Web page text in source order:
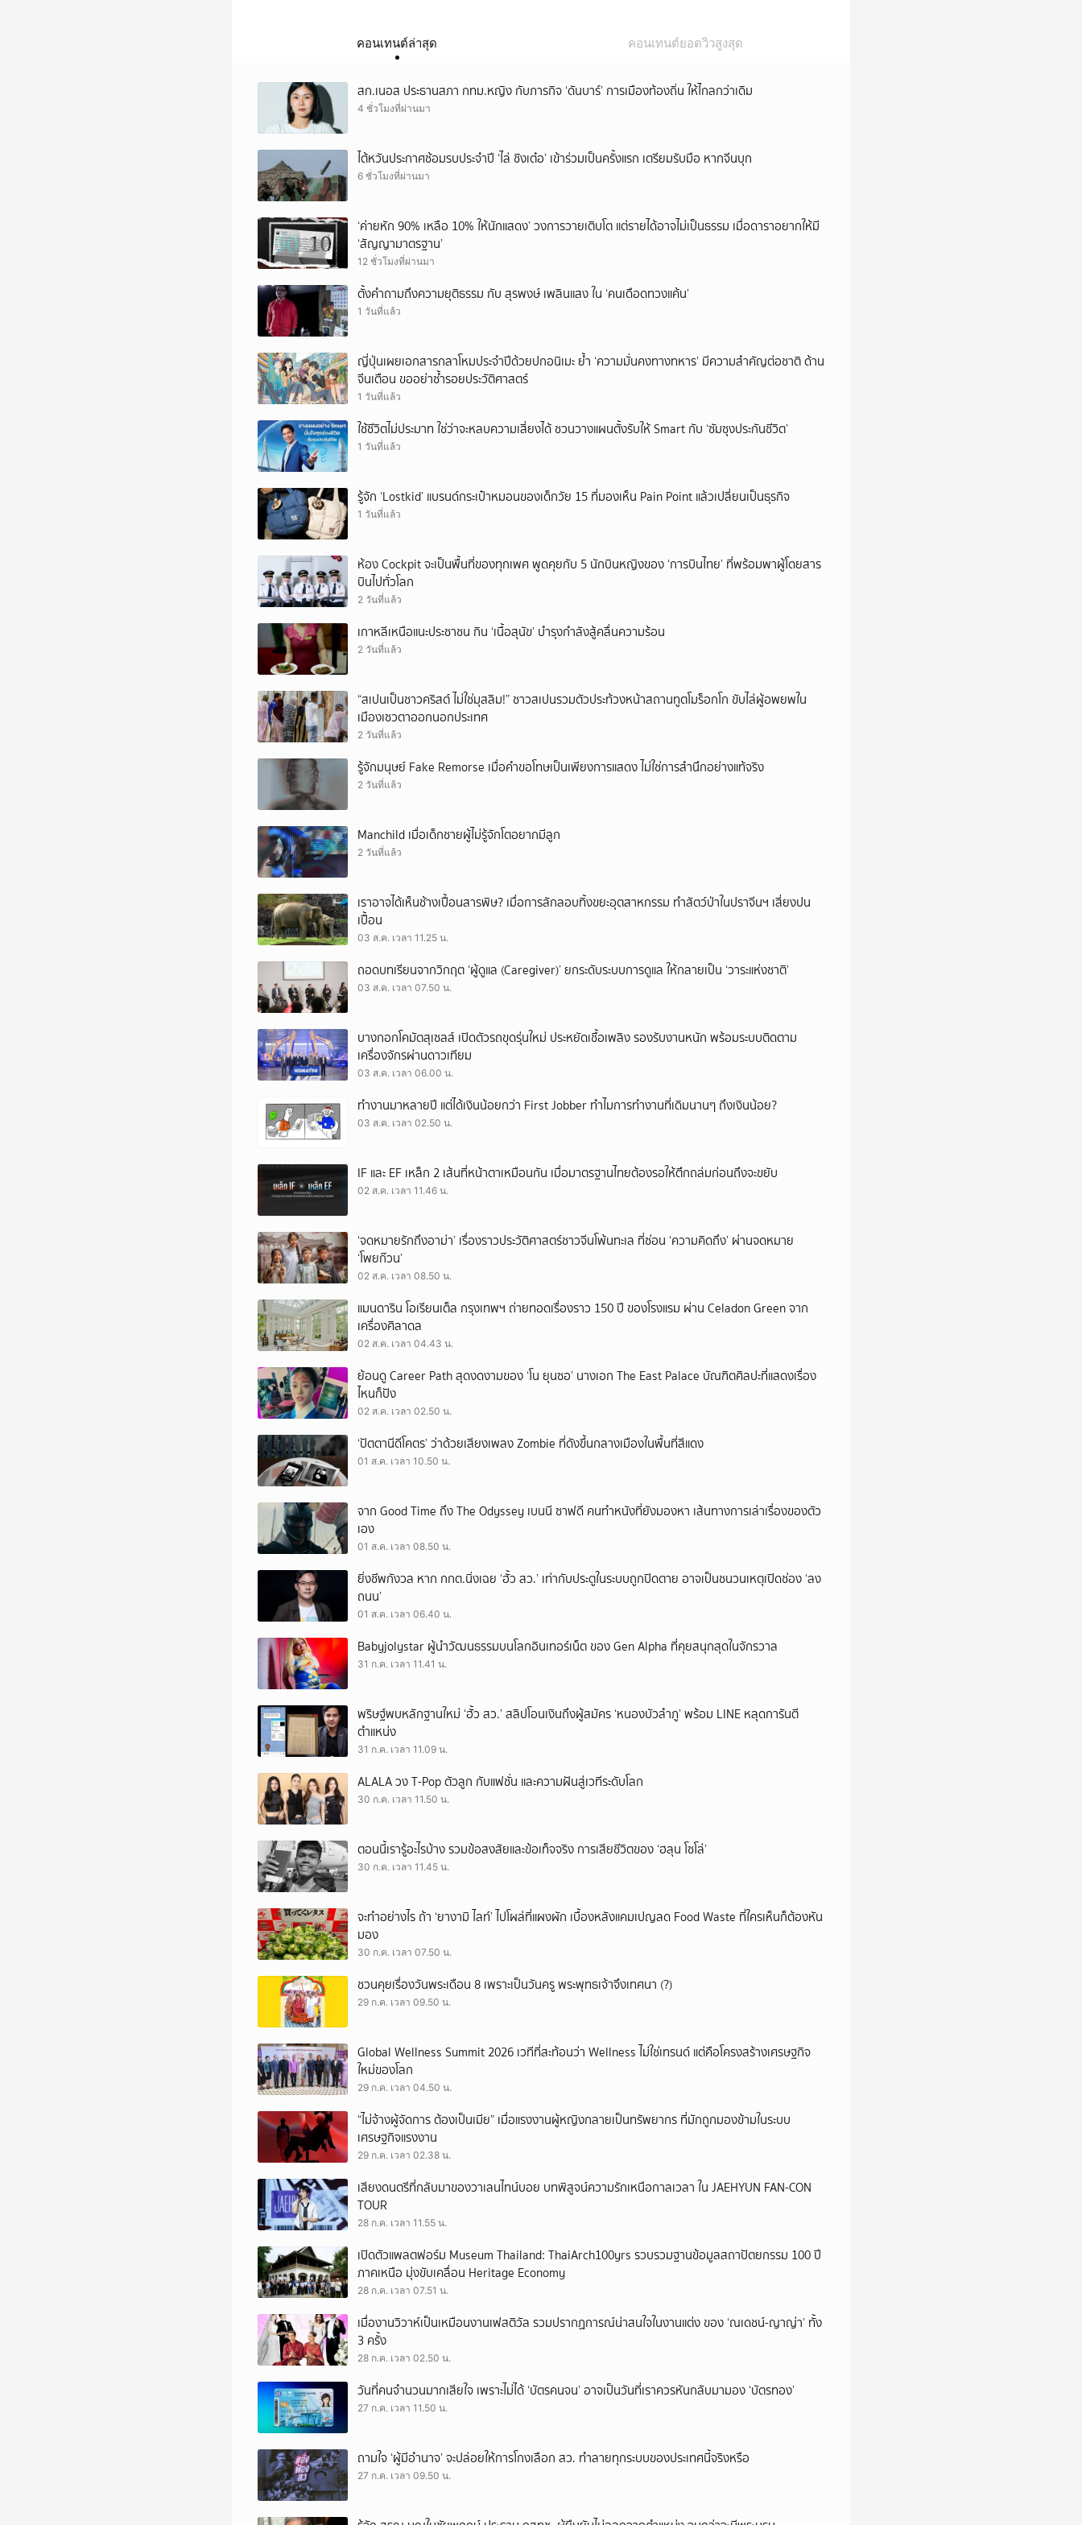
คอนเทนต์ล่าสุด คอนเทนต์ยอดวิวสูงสุด
สก.เนอส ประธานสภา กทม.หญิง กับภารกิจ ‘ดันบาร์’ การเมืองท้องถิ่น ให้ไกลกว่าเดิม
4 ชั่วโมงที่ผ่านมา
ไต้หวันประกาศซ้อมรบประจำปี ‘ไล่ ชิงเต๋อ’ เข้าร่วมเป็นครั้งแรก เตรียมรับมือ หากจีนบุก
6 ชั่วโมงที่ผ่านมา
‘ค่ายหัก 90% เหลือ 10% ให้นักแสดง’ วงการวายเติบโต แต่รายได้อาจไม่เป็นธรรม เมื่อดาราอยากให้มี
‘สัญญามาตรฐาน’
12 ชั่วโมงที่ผ่านมา
ตั้งคำถามถึงความยุติธรรม กับ สุรพงษ์ เพลินแสง ใน ‘คนเดือดทวงแค้น’
1 วันที่แล้ว
ญี่ปุ่นเผยเอกสารกลาโหมประจำปีด้วยปกอนิเมะ ย้ำ ‘ความมั่นคงทางทหาร’ มีความสำคัญต่อชาติ ด้าน
จีนเตือน ขออย่าซ้ำรอยประวัติศาสตร์
1 วันที่แล้ว
ใช้ชีวิตไม่ประมาท ใช่ว่าจะหลบความเสี่ยงได้ ชวนวางแผนตั้งรับให้ Smart กับ ‘ซัมซุงประกันชีวิต’
1 วันที่แล้ว
รู้จัก ‘Lostkid’ แบรนด์กระเป๋าหมอนของเด็กวัย 15 ที่มองเห็น Pain Point แล้วเปลี่ยนเป็นธุรกิจ
1 วันที่แล้ว
ห้อง Cockpit จะเป็นพื้นที่ของทุกเพศ พูดคุยกับ 5 นักบินหญิงของ ‘การบินไทย’ ที่พร้อมพาผู้โดยสาร
บินไปทั่วโลก
2 วันที่แล้ว
เกาหลีเหนือแนะประชาชน กิน ‘เนื้อสุนัข’ บำรุงกำลังสู้คลื่นความร้อน
2 วันที่แล้ว
“สเปนเป็นชาวคริสต์ ไม่ใช่มุสลิม!” ชาวสเปนรวมตัวประท้วงหน้าสถานทูตโมร็อกโก ขับไล่ผู้อพยพใน
เมืองเซวตาออกนอกประเทศ
2 วันที่แล้ว
รู้จักมนุษย์ Fake Remorse เมื่อคำขอโทษเป็นเพียงการแสดง ไม่ใช่การสำนึกอย่างแท้จริง
2 วันที่แล้ว
Manchild เมื่อเด็กชายผู้ไม่รู้จักโตอยากมีลูก
2 วันที่แล้ว
เราอาจได้เห็นช้างเปื้อนสารพิษ? เมื่อการลักลอบทิ้งขยะอุตสาหกรรม ทำสัตว์ป่าในปราจีนฯ เสี่ยงปน
เปื้อน
03 ส.ค. เวลา 11.25 น.
ถอดบทเรียนจากวิกฤต ‘ผู้ดูแล (Caregiver)’ ยกระดับระบบการดูแล ให้กลายเป็น ‘วาระแห่งชาติ’
03 ส.ค. เวลา 07.50 น.
บางกอกโคมัตสุเซลส์ เปิดตัวรถขุดรุ่นใหม่ ประหยัดเชื้อเพลิง รองรับงานหนัก พร้อมระบบติดตาม
เครื่องจักรผ่านดาวเทียม
03 ส.ค. เวลา 06.00 น.
ทำงานมาหลายปี แต่ได้เงินน้อยกว่า First Jobber ทำไมการทำงานที่เดิมนานๆ ถึงเงินน้อย?
03 ส.ค. เวลา 02.50 น.
IF และ EF เหล็ก 2 เส้นที่หน้าตาเหมือนกัน เมื่อมาตรฐานไทยต้องรอให้ตึกถล่มก่อนถึงจะขยับ
02 ส.ค. เวลา 11.46 น.
‘จดหมายรักถึงอาม่า’ เรื่องราวประวัติศาสตร์ชาวจีนโพ้นทะเล ที่ซ่อน ‘ความคิดถึง’ ผ่านจดหมาย
‘โพยก๊วน’
02 ส.ค. เวลา 08.50 น.
แมนดาริน โอเรียนเต็ล กรุงเทพฯ ถ่ายทอดเรื่องราว 150 ปี ของโรงแรม ผ่าน Celadon Green จาก
เครื่องศิลาดล
02 ส.ค. เวลา 04.43 น.
ย้อนดู Career Path สุดงดงามของ ‘โน ยุนซอ’ นางเอก The East Palace บัณฑิตศิลปะที่แสดงเรื่อง
ไหนก็ปัง
02 ส.ค. เวลา 02.50 น.
‘ปัตตานีดีโคตร’ ว่าด้วยเสียงเพลง Zombie ที่ดังขึ้นกลางเมืองในพื้นที่สีแดง
01 ส.ค. เวลา 10.50 น.
จาก Good Time ถึง The Odyssey เบนนี ซาฟดี คนทำหนังที่ยังมองหา เส้นทางการเล่าเรื่องของตัว
เอง
01 ส.ค. เวลา 08.50 น.
ยิ่งชีพกังวล หาก กกต.นิ่งเฉย ‘ฮั้ว สว.’ เท่ากับประตูในระบบถูกปิดตาย อาจเป็นชนวนเหตุเปิดช่อง ‘ลง
ถนน’
01 ส.ค. เวลา 06.40 น.
Babyjolystar ผู้นำวัฒนธรรมบนโลกอินเทอร์เน็ต ของ Gen Alpha ที่คุยสนุกสุดในจักรวาล
31 ก.ค. เวลา 11.41 น.
พริษฐ์พบหลักฐานใหม่ ‘ฮั้ว สว.’ สลิปโอนเงินถึงผู้สมัคร ‘หนองบัวลำภู’ พร้อม LINE หลุดการันตี
ตำแหน่ง
31 ก.ค. เวลา 11.09 น.
ALALA วง T-Pop ตัวลูก กับแฟชั่น และความฝันสู่เวทีระดับโลก
30 ก.ค. เวลา 11.50 น.
ตอนนี้เรารู้อะไรบ้าง รวมข้อสงสัยและข้อเท็จจริง การเสียชีวิตของ ‘ฮลุน โซโล่’
30 ก.ค. เวลา 11.45 น.
จะทำอย่างไร ถ้า ‘ยางามิ ไลท์’ ไปโผล่ที่แผงผัก เบื้องหลังแคมเปญลด Food Waste ที่ใครเห็นก็ต้องหัน
มอง
30 ก.ค. เวลา 07.50 น.
ชวนคุยเรื่องวันพระเดือน 8 เพราะเป็นวันครู พระพุทธเจ้าจึงเทศนา (?)
29 ก.ค. เวลา 09.50 น.
Global Wellness Summit 2026 เวทีที่สะท้อนว่า Wellness ไม่ใช่เทรนด์ แต่คือโครงสร้างเศรษฐกิจ
ใหม่ของโลก
29 ก.ค. เวลา 04.50 น.
“ไม่จ้างผู้จัดการ ต้องเป็นเมีย” เมื่อแรงงานผู้หญิงกลายเป็นทรัพยากร ที่มักถูกมองข้ามในระบบ
เศรษฐกิจแรงงาน
29 ก.ค. เวลา 02.38 น.
เสียงดนตรีที่กลับมาของวาเลนไทน์บอย บทพิสูจน์ความรักเหนือกาลเวลา ใน JAEHYUN FAN-CON
TOUR
28 ก.ค. เวลา 11.55 น.
เปิดตัวแพลตฟอร์ม Museum Thailand: ThaiArch100yrs รวบรวมฐานข้อมูลสถาปัตยกรรม 100 ปี
ภาคเหนือ มุ่งขับเคลื่อน Heritage Economy
28 ก.ค. เวลา 07.51 น.
เมื่องานวิวาห์เป็นเหมือนงานเฟสติวัล รวมปรากฏการณ์น่าสนใจในงานแต่ง ของ ‘ณเดชน์-ญาญ่า’ ทั้ง
3 ครั้ง
28 ก.ค. เวลา 02.50 น.
วันที่คนจำนวนมากเสียใจ เพราะไม่ได้ ‘บัตรคนจน’ อาจเป็นวันที่เราควรหันกลับมามอง ‘บัตรทอง’
27 ก.ค. เวลา 11.50 น.
ถามใจ ‘ผู้มีอำนาจ’ จะปล่อยให้การโกงเลือก สว. ทำลายทุกระบบของประเทศนี้จริงหรือ
27 ก.ค. เวลา 09.50 น.